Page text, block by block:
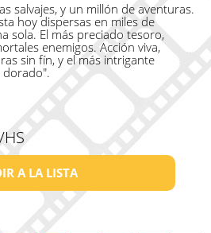
salvajes, y un millón de aventuras.
hoy dispersas en miles de
sola. El más preciado tesoro,
enemigos. Acción viva,
sin fín, y el más intrigante
dorado".
A LA LISTA